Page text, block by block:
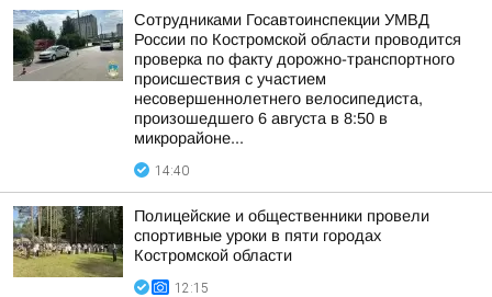
Сотрудниками Госавтоинспекции УМВД
России по Костромской области проводится
проверка по факту дорожно-транспортного
происшествия с участием
несовершеннолетнего велосипедиста,
произошедшего 6 августа в 8:50 в
микрорайоне...
14:40
Полицейские и общественники провели
спортивные уроки в пяти городах
Костромской области
12:15